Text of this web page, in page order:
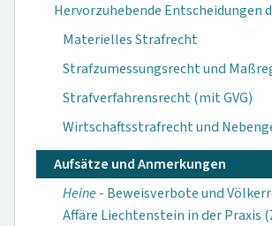
Hervorzuhebende Entscheidungen
Materielles Strafrecht
Strafzumessungsrecht und
Strafverfahrensrecht (mit GVG)
Wirtschaftsstrafrecht und
Aufsätze und Anmerkungen
Heine- Beweisverbote und
Affäre Liechtenstein in der Praxis